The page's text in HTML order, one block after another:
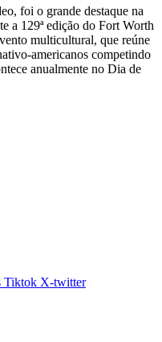
foi o grande destaque na
a 129ª edição do Fort Worth
multicultural, que reúne
americanos competindo
anualmente no Dia de
Tiktok X-twitter